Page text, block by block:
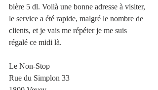
bière 5 dl. Voilà une bonne adresse à visiter,
le service a été rapide, malgré le nombre de
clients, et je vais me répéter je me suis
régalé ce midi là.
Le Non-Stop
Rue du Simplon 33